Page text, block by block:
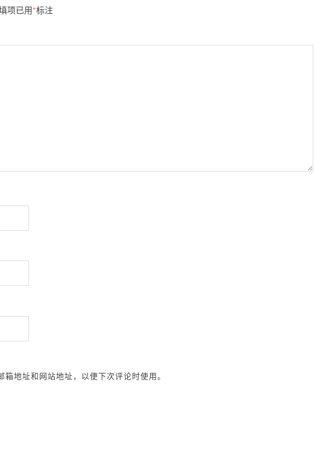
项已用*标注
地址和网站地址，以便下次评论时使用。